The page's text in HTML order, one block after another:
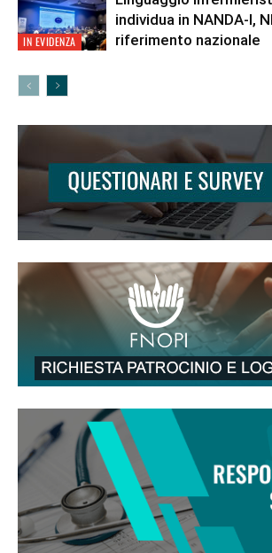
IN EVIDENZA
individua in NANDA-I,
riferimento nazionale